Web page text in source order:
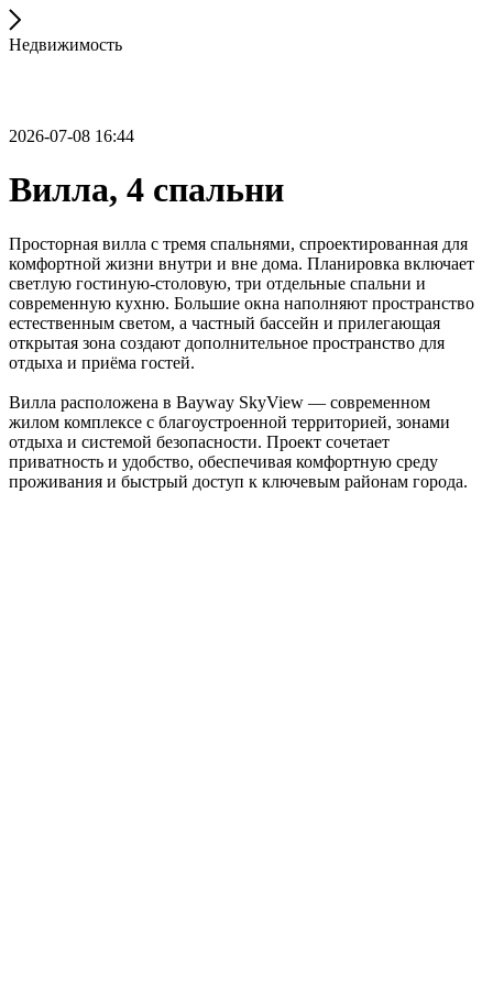
Недвижимость
2026-07-08 16:44
Вилла, 4 спальни
Просторная вилла с тремя спальнями, спроектированная для
комфортной жизни внутри и вне дома. Планировка включает
светлую гостиную-столовую, три отдельные спальни и
современную кухню. Большие окна наполняют пространство
естественным светом, а частный бассейн и прилегающая
открытая зона создают дополнительное пространство для
отдыха и приёма гостей.
Вилла расположена в Bayway SkyView — современном
жилом комплексе с благоустроенной территорией, зонами
отдыха и системой безопасности. Проект сочетает
приватность и удобство, обеспечивая комфортную среду
проживания и быстрый доступ к ключевым районам города.